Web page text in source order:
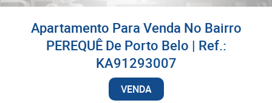
Apartamento Para Venda No Bairro
PEREQUÊ De Porto Belo | Ref.:
KA91293007
VENDA